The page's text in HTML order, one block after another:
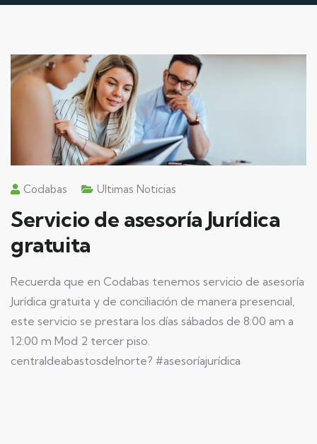
Codabas Ultimas Noticias
Servicio de asesoría Jurídica
gratuita
Recuerda que en Codabas tenemos servicio de asesoría
Jurídica gratuita y de conciliación de manera presencial,
este servicio se prestara los días sábados de 8:00 am a
12:00 m Mod 2 tercer piso.
centraldeabastosdelnorte? #asesoríajurídica